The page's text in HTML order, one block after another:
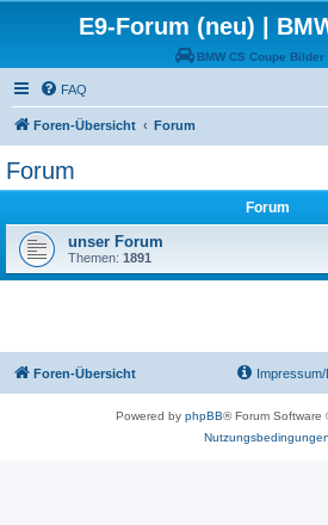
E9-Forum (neu) |
BMW CS Coupe
FAQ
Foren-Übersicht Forum
Forum
Forum
unser Forum
Themen: 1891
Foren-Übersicht
Powered by phpBB® Forum Software
Nutzungsbedingungen